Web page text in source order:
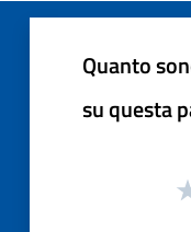
Quanto
su questa